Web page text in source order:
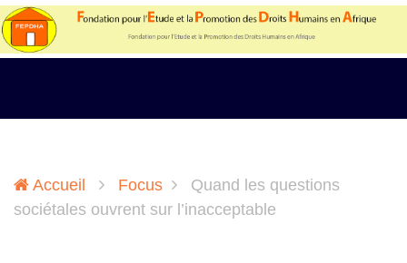
Accueil Focus
Quand les questions
sociétales ouvrent sur l’inacceptable